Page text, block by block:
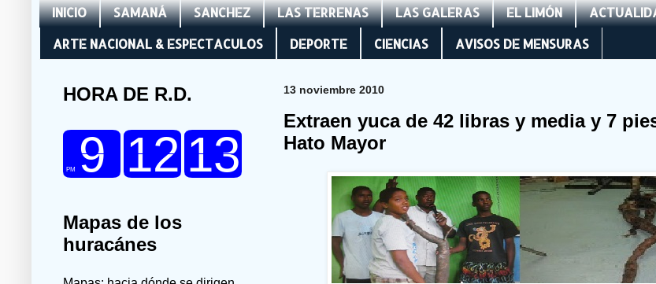
INICIO SAMANÁ SANCHEZ LAS TERRENAS LAS GALERAS EL LIMÓN
ARTE NACIONAL & ESPECTACULOS
DEPORTE CIENCIAS AVISOS DE MENSURAS
13 noviembre 2010
Extraen yuca de 42 libras y media y 7
Hato Mayor
HORA DE R.D.
Mapas de los
huracánes